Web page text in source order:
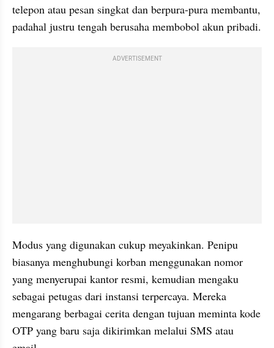
telepon atau pesan singkat dan berpura-pura membantu,
padahal justru tengah berusaha membobol akun pribadi.
ADVERTISEMENT
Modus yang digunakan cukup meyakinkan. Penipu
biasanya menghubungi korban menggunakan nomor
yang menyerupai kantor resmi, kemudian mengaku
sebagai petugas dari instansi terpercaya. Mereka
mengarang berbagai cerita dengan tujuan meminta kode
OTP yang baru saja dikirimkan melalui SMS atau